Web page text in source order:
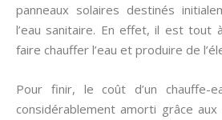
panneaux solaires destinés
l’eau sanitaire. En effet, il est tout
faire chauffer l’eau et produire de
Pour finir, le coût d’un chauffe-
considérablement amorti grâce